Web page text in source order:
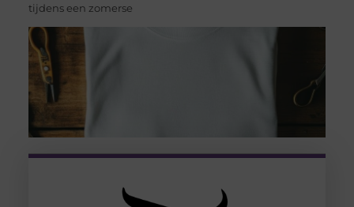
tijdens een zomerse